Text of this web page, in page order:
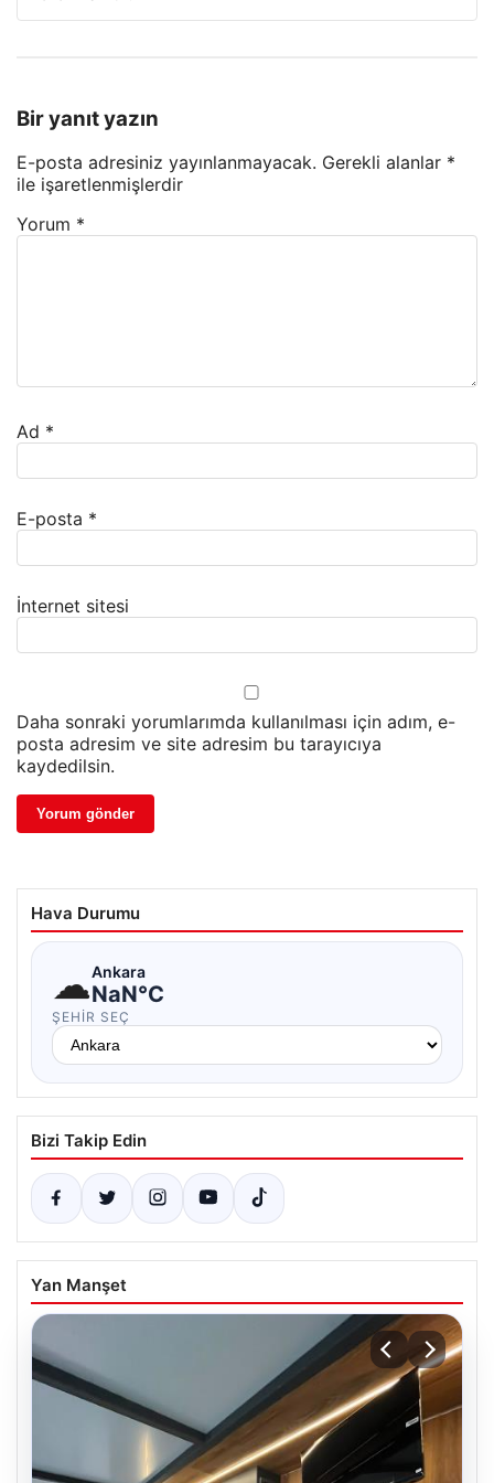
Bir yanıt yazın
E-posta adresiniz yayınlanmayacak. Gerekli alanlar *
ile işaretlenmişlerdir
Yorum *
Ad *
E-posta *
İnternet sitesi
Daha sonraki yorumlarımda kullanılması için adım, e-
posta adresim ve site adresim bu tarayıcıya
kaydedilsin.
Hava Durumu
☁Ankara
NaN°C
ŞEHIR SEÇ
Bizi Takip Edin
Yan Manşet